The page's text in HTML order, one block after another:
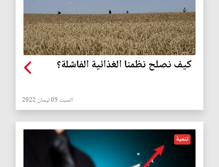
كيف نصلح نظمنا الغذائية الفاشلة؟
السبت 09 نيسان 2022
تنمية